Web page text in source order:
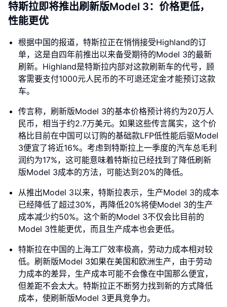
特斯拉即将推出刷新版Model 3：价格更低，
性能更优
根据中国的报道，特斯拉正在悄悄接受Highland的订
单，这是自四年前推出以来备受期待的Model 3的最新
刷新。Highland是特斯拉内部对这款刷新车的代号，顾
客需要支付1000元人民币的不可退还定金才能预订这款
车。
传言称，刷新版Model 3的基本价格预计将约为20万人
民币，相当于约2.7万美元。如果这些传言属实，这个价
格比目前在中国可以订购的基础款LFP低性能后驱Model
3便宜了将近16%。考虑到特斯拉上一季度的汽车总毛利
润约为17%，这可能意味着特斯拉已经找到了降低刷新
版Model 3成本的方法，可能达到20%的降低。
从推出Model 3以来，特斯拉表示，生产Model 3的成本
已经降低了超过30%，再降低20%将使Model 3的生产
成本减少约50%。这个新的Model 3不仅会比目前的
Model 3性能更优，而且生产成本也会更低。
特斯拉在中国的上海工厂效率极高，劳动力成本相对较
低。刷新版Model 3如果在美国和欧洲生产，由于劳动
力成本的差异，生产成本可能不会像在中国那么便宜，
但差距不会太大。特斯拉正不断努力找到新的方式降低
成本，使刷新版Model 3更具竞争力。